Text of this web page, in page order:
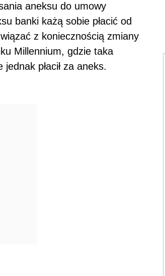
aneksu do umowy
banki każą sobie płacić od
z koniecznością zmiany
Millennium, gdzie taka
płacił za aneks.